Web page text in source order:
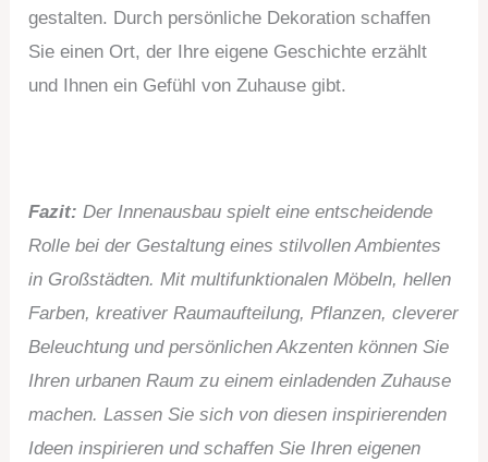
gestalten. Durch persönliche Dekoration schaffen
Sie einen Ort, der Ihre eigene Geschichte erzählt
und Ihnen ein Gefühl von Zuhause gibt.
Fazit: Der Innenausbau spielt eine entscheidende
Rolle bei der Gestaltung eines stilvollen Ambientes
in Großstädten. Mit multifunktionalen Möbeln, hellen
Farben, kreativer Raumaufteilung, Pflanzen, cleverer
Beleuchtung und persönlichen Akzenten können Sie
Ihren urbanen Raum zu einem einladenden Zuhause
machen. Lassen Sie sich von diesen inspirierenden
Ideen inspirieren und schaffen Sie Ihren eigenen